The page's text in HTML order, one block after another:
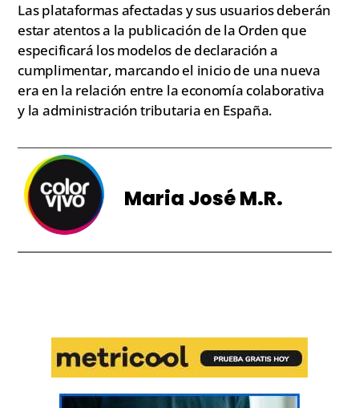
Las plataformas afectadas y sus usuarios deberán
estar atentos a la publicación de la Orden que
especificará los modelos de declaración a
cumplimentar, marcando el inicio de una nueva
era en la relación entre la economía colaborativa
y la administración tributaria en España.
Maria José M.R.